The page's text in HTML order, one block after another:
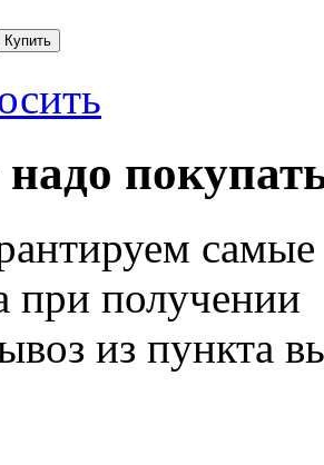
при получении
из пункта